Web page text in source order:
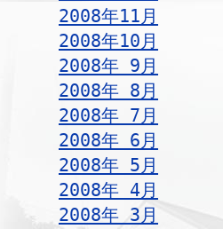
2008年11月
2008年10月
2008年 9月
2008年 8月
2008年 7月
2008年 6月
2008年 5月
2008年 4月
2008年 3月